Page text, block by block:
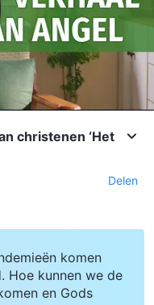
christenen ‘Het
Delen
komen
Hoe kunnen we de
en Gods